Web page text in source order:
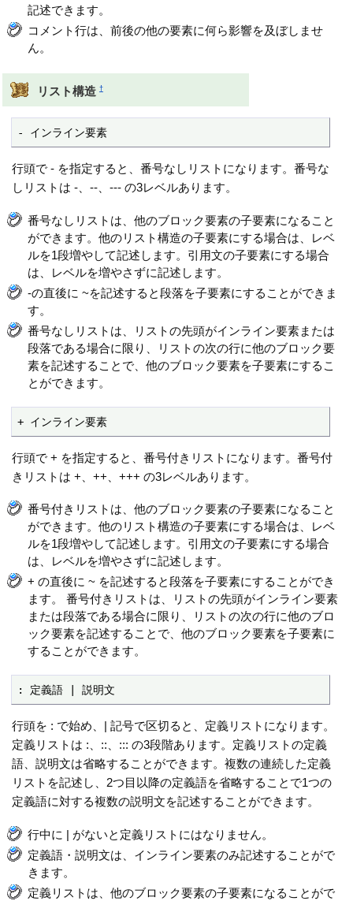
記述できます。
コメント行は、前後の他の要素に何ら影響を及ぼしませ
ん。
リスト構造 †
- インライン要素
行頭で - を指定すると、番号なしリストになります。番号な
しリストは -、--、--- の3レベルあります。
番号なしリストは、他のブロック要素の子要素になること
ができます。他のリスト構造の子要素にする場合は、レベ
ルを1段増やして記述します。引用文の子要素にする場合
は、レベルを増やさずに記述します。
-の直後に ~を記述すると段落を子要素にすることができま
す。
番号なしリストは、リストの先頭がインライン要素または
段落である場合に限り、リストの次の行に他のブロック要
素を記述することで、他のブロック要素を子要素にするこ
とができます。
+ インライン要素
行頭で + を指定すると、番号付きリストになります。番号付
きリストは +、++、+++ の3レベルあります。
番号付きリストは、他のブロック要素の子要素になること
ができます。他のリスト構造の子要素にする場合は、レベ
ルを1段増やして記述します。引用文の子要素にする場合
は、レベルを増やさずに記述します。
+ の直後に ~ を記述すると段落を子要素にすることができ
ます。 番号付きリストは、リストの先頭がインライン要素
または段落である場合に限り、リストの次の行に他のブロ
ック要素を記述することで、他のブロック要素を子要素に
することができます。
: 定義語 | 説明文
行頭を : で始め、| 記号で区切ると、定義リストになります。
定義リストは :、::、::: の3段階あります。定義リストの定義
語、説明文は省略することができます。複数の連続した定義
リストを記述し、2つ目以降の定義語を省略することで1つの
定義語に対する複数の説明文を記述することができます。
行中に | がないと定義リストにはなりません。
定義語・説明文は、インライン要素のみ記述することがで
きます。
定義リストは、他のブロック要素の子要素になることがで